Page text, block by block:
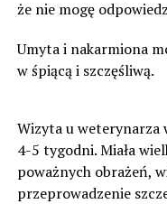
że nie mogę
Umyta i nakarmiona
w śpiącą i szczęśliwą.
Wizyta u weterynarza
4-5 tygodni. Miała
poważnych obrażeń,
przeprowadzenie